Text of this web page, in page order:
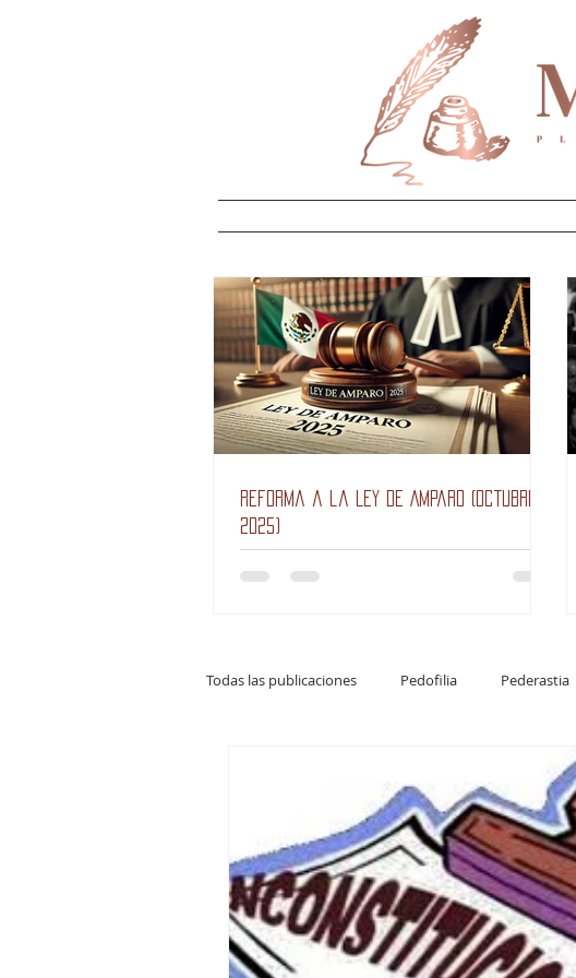
Reforma a la Ley de Amparo (octubre
2025)
Todas las publicaciones Pedofilia Pederastia
Derecho penal Política criminal